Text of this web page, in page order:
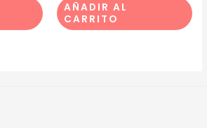
AÑADIR AL
CARRITO